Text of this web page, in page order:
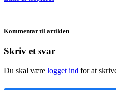
Kommentar til artiklen
Skriv et svar
Du skal være logget ind for at